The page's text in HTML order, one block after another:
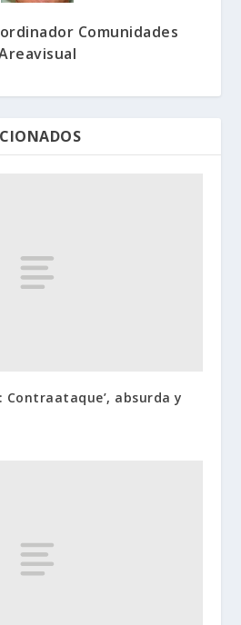
Comunidades
Contraataque’, absurda y